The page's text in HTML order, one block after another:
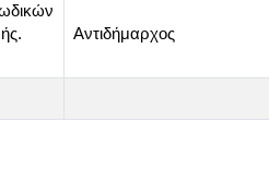
Αντιδήμαρχος